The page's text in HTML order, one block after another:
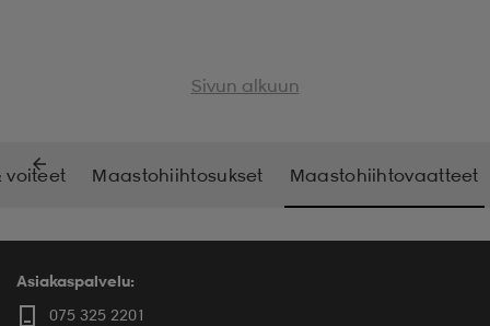
Sivun alkuun
voiteet Maastohiihtosukset Maastohiihtovaatteet
Asiakaspalvelu:
075 325 2201